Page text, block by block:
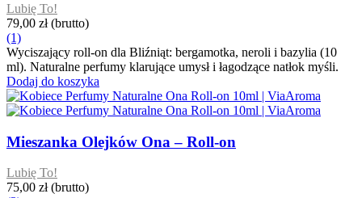
Lubię To!
79,00 zł (brutto)
(1)
Wyciszający roll-on dla Bliźniąt: bergamotka, neroli i bazylia (10
ml). Naturalne perfumy klarujące umysł i łagodzące natłok myśli.
Dodaj do koszyka
Mieszanka Olejków Ona – Roll-on
Lubię To!
75,00 zł (brutto)